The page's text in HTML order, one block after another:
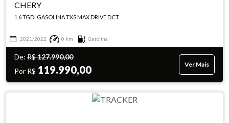
1.6 TGDI GASOLINA TXS MAX DRIVE DCT
2021/2022 0 km Gasolina
De: R$127.990,00
Por R$ 119.990,00 Ver Mais